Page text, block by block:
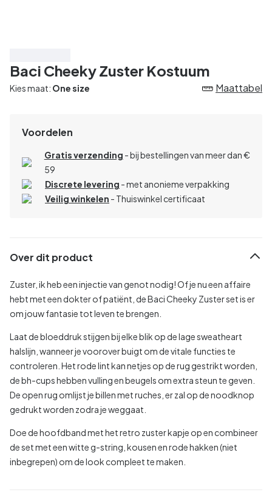
Baci Cheeky Zuster Kostuum
Kies maat: One size Maattabel
Voordelen
Gratis verzending - bij bestellingen van meer dan €
59
Discrete levering - met anonieme verpakking
Veilig winkelen - Thuiswinkel certificaat
Over dit product
Zuster, ik heb een injectie van genot nodig! Of je nu een affaire
hebt met een dokter of patiënt, de Baci Cheeky Zuster set is er
om jouw fantasie tot leven te brengen.
Laat de bloeddruk stijgen bij elke blik op de lage sweatheart
halslijn, wanneer je voorover buigt om de vitale functies te
controleren. Het rode lint kan netjes op de rug gestrikt worden,
de bh-cups hebben vulling en beugels om extra steun te geven.
De open rug omlijst je billen met ruches, er zal op de noodknop
gedrukt worden zodra je weggaat.
Doe de hoofdband met het retro zuster kapje op en combineer
de set met een witte g-string, kousen en rode hakken (niet
inbegrepen) om de look compleet te maken.